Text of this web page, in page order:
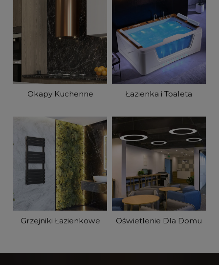
Okapy Kuchenne Łazienka i Toaleta
Grzejniki Łazienkowe Oświetlenie Dla Domu